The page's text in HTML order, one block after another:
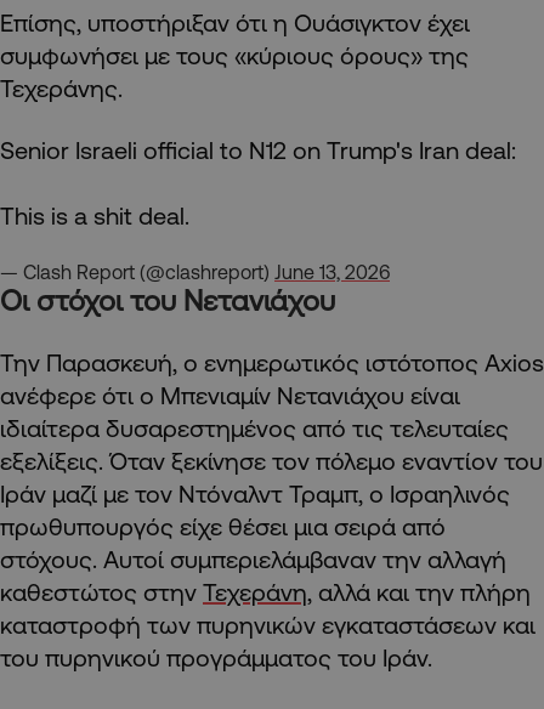
Επίσης, υποστήριξαν ότι η Ουάσιγκτον έχει
συμφωνήσει με τους «κύριους όρους» της
Τεχεράνης.
Senior Israeli official to N12 on Trump's Iran deal:
This is a shit deal.
— Clash Report (@clashreport) June 13, 2026
Οι στόχοι του Νετανιάχου
Την Παρασκευή, ο ενημερωτικός ιστότοπος Axios
ανέφερε ότι ο Μπενιαμίν Νετανιάχου είναι
ιδιαίτερα δυσαρεστημένος από τις τελευταίες
εξελίξεις. Όταν ξεκίνησε τον πόλεμο εναντίον του
Ιράν μαζί με τον Ντόναλντ Τραμπ, ο Ισραηλινός
πρωθυπουργός είχε θέσει μια σειρά από
στόχους. Αυτοί συμπεριελάμβαναν την αλλαγή
καθεστώτος στην Τεχεράνη, αλλά και την πλήρη
καταστροφή των πυρηνικών εγκαταστάσεων και
του πυρηνικού προγράμματος του Ιράν.